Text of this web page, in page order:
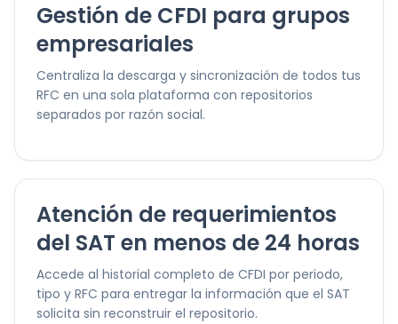
Gestión de CFDI para grupos
empresariales
Centraliza la descarga y sincronización de todos tus
RFC en una sola plataforma con repositorios
separados por razón social.
Atención de requerimientos
del SAT en menos de 24 horas
Accede al historial completo de CFDI por periodo,
tipo y RFC para entregar la información que el SAT
solicita sin reconstruir el repositorio.